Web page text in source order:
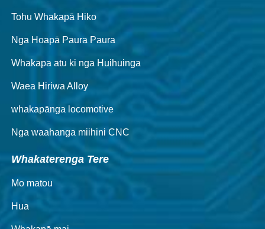
Tohu Whakapā Hiko
Nga Hoapā Paura Paura
Whakapa atu ki nga Huihuinga
Waea Hiriwa Alloy
whakapānga locomotive
Nga waahanga miihini CNC
Whakaterenga Tere
Mo matou
Hua